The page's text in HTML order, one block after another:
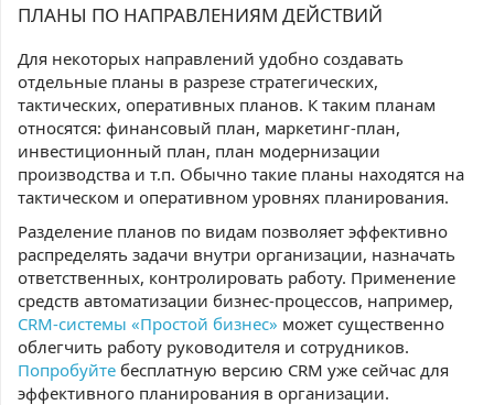
ПЛАНЫ ПО НАПРАВЛЕНИЯМ ДЕЙСТВИЙ
Для некоторых направлений удобно создавать
отдельные планы в разрезе стратегических,
тактических, оперативных планов. К таким планам
относятся: финансовый план, маркетинг-план,
инвестиционный план, план модернизации
производства и т.п. Обычно такие планы находятся на
тактическом и оперативном уровнях планирования.
Разделение планов по видам позволяет эффективно
распределять задачи внутри организации, назначать
ответственных, контролировать работу. Применение
средств автоматизации бизнес-процессов, например,
CRM-системы «Простой бизнес» может существенно
облегчить работу руководителя и сотрудников.
Попробуйте бесплатную версию CRM уже сейчас для
эффективного планирования в организации.